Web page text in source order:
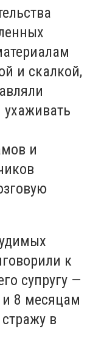
и скалкой,
и
к
супругу —
8 месяцам
в